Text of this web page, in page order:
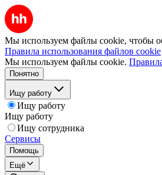
Мы используем файлы cookie, чтобы
Правила использования файлов cookie
Мы используем файлы cookie.
Понятно
Ищу работу
Ищу работу
Ищу работу
Ищу сотрудника
Сервисы
Помощь
Ещё